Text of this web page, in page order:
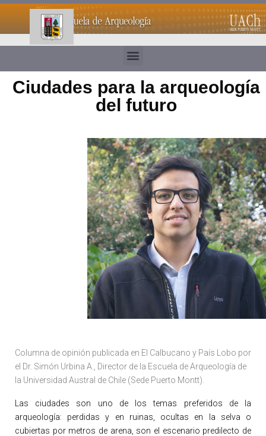
Ciudades para la arqueología
del futuro
Columna de opinión publicada en El Calbucano y País Lobo por
el Dr. Simón Urbina A., Director de la Escuela de Arqueología de
la Universidad Austral de Chile (Sede Puerto Montt).
Las ciudades son uno de los temas preferidos de la
arqueología: perdidas y en ruinas, ocultas en la selva o
cubiertas por metros de arena, son el escenario predilecto de